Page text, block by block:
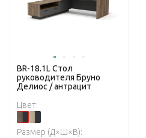
BR-18.1L Стол
руководителя Бруно
Делиос / антрацит
Цвет:
Размер (Д×Ш×В):